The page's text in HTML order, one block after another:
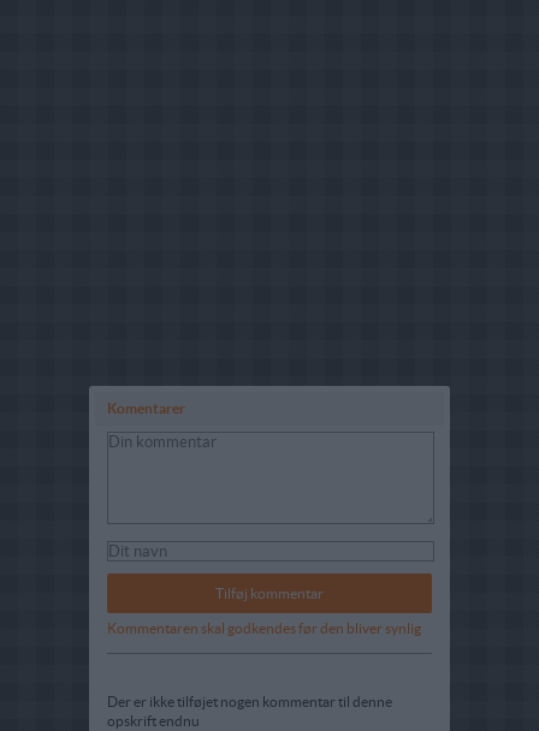
Komentarer
Kommentaren skal godkendes før den bliver synlig
Der er ikke tilføjet nogen kommentar til denne
opskrift endnu